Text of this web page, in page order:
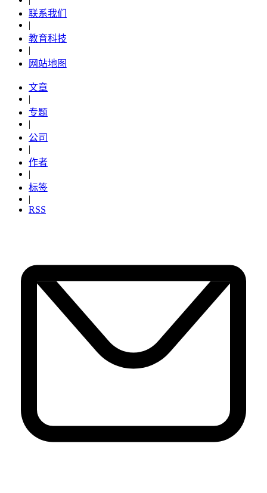
联系我们
|
教育科技
|
网站地图
文章
|
专题
|
公司
|
作者
|
标签
|
RSS